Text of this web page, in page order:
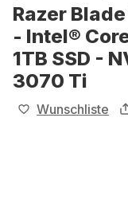
Razer
- Intel®
1TB SSD -
3070 Ti
Wunschliste